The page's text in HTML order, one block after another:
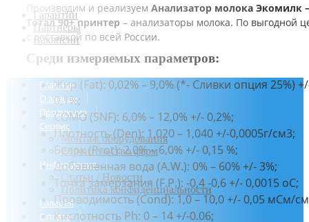
Гарантии
Партнеры
Вакансии
Главная
О заводе
Продукция
Сервис
Монтаж оборудования
Строительство ферм
Информация
Статьи / Новости
Политика конфиденциальности
Галерея
Оплата
Производим и реализуем Анализатор молока Экомилк –
Тотал 90+ принтер – анализаторы молока. По выгодной
с доставкой по всей России.
Среди измеряемых параметров:
Жир (Fat): 0,02% – 9,0% (*- Сливки опция 25%)
0,1%;
CОМО (SNF): 6,0% – 12,0% +/- 0,2%;
Плотность (Den): 1,020 – 1,040 +/-0,0005г/см3;
Белок (Prot): 2,0% – 6,0% +/- 0,15 %;
Добавленная вода (A.W.): 0% – 60% +/- 3%;
Точка замерзания (F.P.): -0,4 -0,6 +/- 0,0015 оС;
Проводимость (Cond): 1,0 – 10,0 +/- 0,05 мСм/
Кислотность Ph: 0 – 14 +/-0.06;